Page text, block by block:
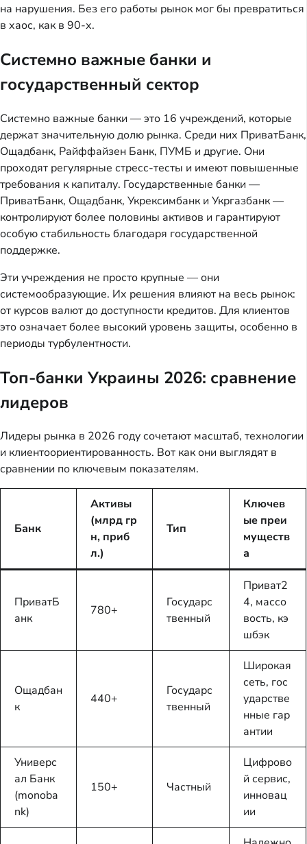
на нарушения. Без его работы рынок мог бы превратиться
в хаос, как в 90-х.
Системно важные банки и
государственный сектор
Системно важные банки — это 16 учреждений, которые
держат значительную долю рынка. Среди них ПриватБанк,
Ощадбанк, Райффайзен Банк, ПУМБ и другие. Они
проходят регулярные стресс-тесты и имеют повышенные
требования к капиталу. Государственные банки —
ПриватБанк, Ощадбанк, Укрексимбанк и Укргазбанк —
контролируют более половины активов и гарантируют
особую стабильность благодаря государственной
поддержке.
Эти учреждения не просто крупные — они
системообразующие. Их решения влияют на весь рынок:
от курсов валют до доступности кредитов. Для клиентов
это означает более высокий уровень защиты, особенно в
периоды турбулентности.
Топ-банки Украины 2026: сравнение
лидеров
Лидеры рынка в 2026 году сочетают масштаб, технологии
и клиентоориентированность. Вот как они выглядят в
сравнении по ключевым показателям.
Банк
Активы
(млрд гр
н, приб
л.)
Тип
Ключев
ые преи
муществ
а
ПриватБ
анк
780+
Государс
твенный
Приват2
4, массо
вость, кэ
шбэк
Ощадбан
к
440+
Государс
твенный
Широкая
сеть, гос
ударстве
нные гар
антии
Универс
ал Банк
(monoba
nk)
150+ Частный
Цифрово
й сервис,
инновац
ии